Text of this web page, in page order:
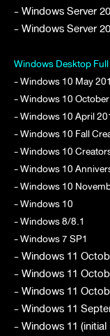
- Windows Server
- Windows Server
Windows Desktop
- Windows 10 May
- Windows 10
- Windows 10 April
- Windows 10 Fall
- Windows 10
- Windows 10
- Windows 10
- Windows 10
- Windows 8/8.1
- Windows 7 SP1
- Windows 11
- Windows 11
- Windows 11
- Windows 11
- Windows 11 (initial